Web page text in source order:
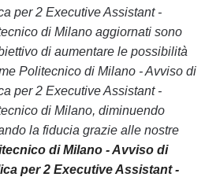
per 2 Executive Assistant -
di Milano aggiornati sono
di aumentare le possibilità
Politecnico di Milano - Avviso di
per 2 Executive Assistant -
di Milano, diminuendo
la fiducia grazie alle nostre
di Milano - Avviso di
per 2 Executive Assistant -